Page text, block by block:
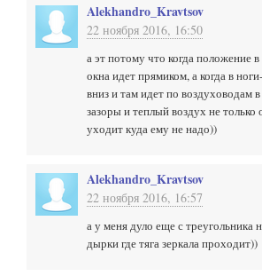
Alekhandro_Kravtsov
22 ноября 2016, 16:50
а эт потому что когда положение
окна идет прямиком, а когда в
вниз и там идет по воздуховодам
зазоры и теплый воздух не только
уходит куда ему не надо))
Alekhandro_Kravtsov
22 ноября 2016, 16:57
а у меня дуло еще с треугольника
дырки где тяга зеркала проходит))